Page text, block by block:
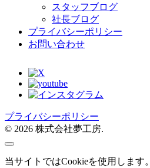
スタッフブログ
社長ブログ
プライバシーポリシー
お問い合わせ
プライバシーポリシー
© 2026 株式会社夢工房.
当サイトではCookieを使用します